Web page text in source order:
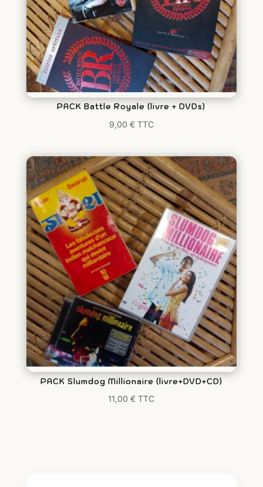
PACK Battle Royale (livre + DVDs)
9,00 € TTC
PACK Slumdog Millionaire (livre+DVD+CD)
11,00€ TTC